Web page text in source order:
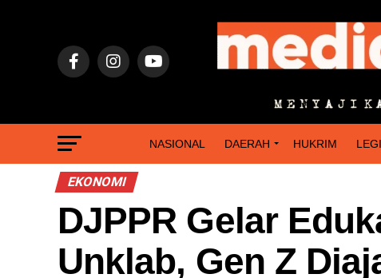
NASIONAL DAERAH HUKRIM
EKONOMI
DJPPR Gelar
Unklab, Gen Z